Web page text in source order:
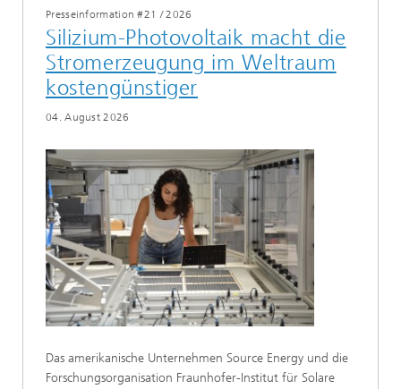
Presseinformation #21 /2026
Silizium-Photovoltaik macht die
Stromerzeugung im Weltraum
kostengünstiger
04. August 2026
Das amerikanische Unternehmen Source Energy und die
Forschungsorganisation Fraunhofer-Institut für Solare